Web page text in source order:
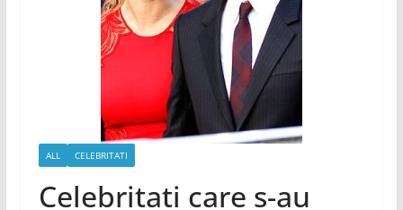
ALL CELEBRITATI
Celebritati care s-au